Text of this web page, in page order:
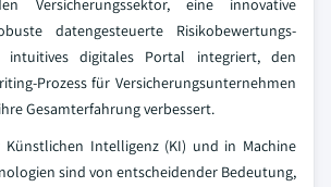
Versicherungssektor, eine innovative
datengesteuerte Risikobewertungs-
intuitives digitales Portal integriert, den
Prozess für Versicherungsunternehmen
Gesamterfahrung verbessert.
Intelligenz (KI) und in Machine
sind von entscheidender Bedeutung,